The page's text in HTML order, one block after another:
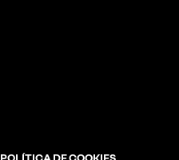
POLÍTICA DE COOKIES